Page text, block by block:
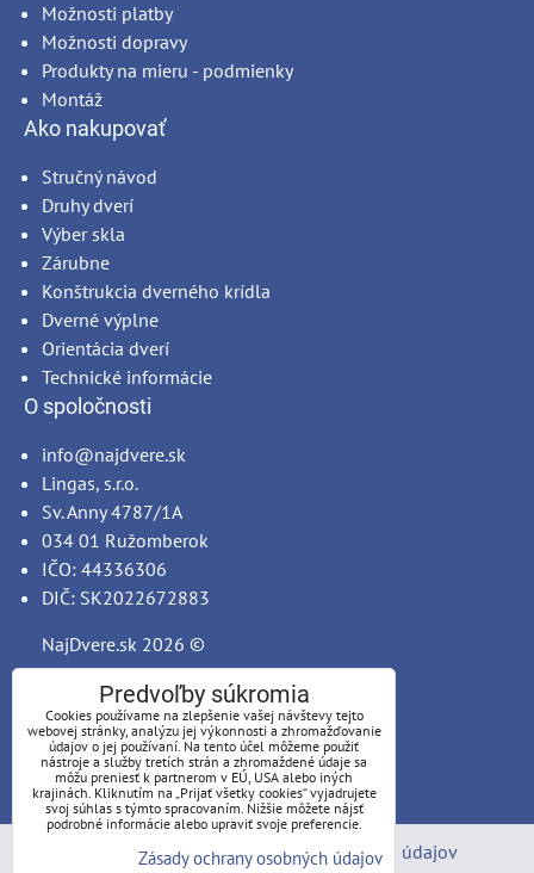
Možnosti platby
Možnosti dopravy
Produkty na mieru - podmienky
Montáž
Ako nakupovať
Stručný návod
Druhy dverí
Výber skla
Zárubne
Konštrukcia dverného krídla
Dverné výplne
Orientácia dverí
Technické informácie
O spoločnosti
info@najdvere.sk
Lingas, s.r.o.
Sv. Anny 4787/1A
034 01 Ružomberok
IČO: 44336306
DIČ: SK2022672883
NajDvere.sk 2026 ©
Predvoľby súkromia Zásady ochrany osobných údajov
Predvoľby súkromia
Cookies používame na zlepšenie vašej návštevy tejto
webovej stránky, analýzu jej výkonnosti a zhromažďovanie
údajov o jej používaní. Na tento účel môžeme použiť
nástroje a služby tretích strán a zhromaždené údaje sa
môžu preniesť k partnerom v EÚ, USA alebo iných
krajinách. Kliknutím na „Prijať všetky cookies“ vyjadrujete
svoj súhlas s týmto spracovaním. Nižšie môžete nájsť
podrobné informácie alebo upraviť svoje preferencie.
Zásady ochrany osobných údajov